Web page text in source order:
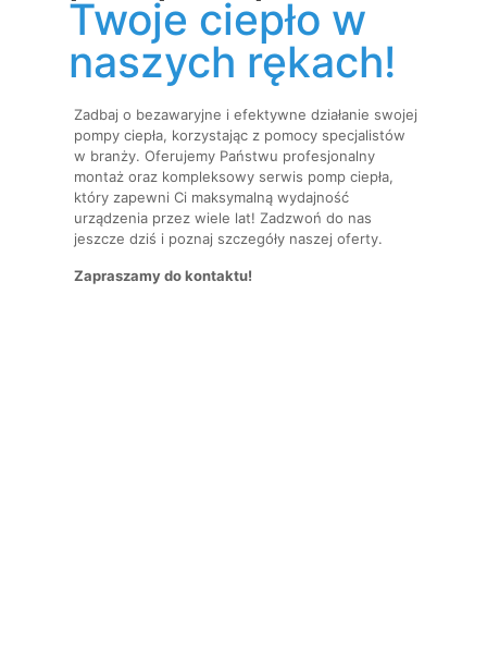
Twoje ciepło w
naszych rękach!
Zadbaj o bezawaryjne i efektywne działanie swojej
pompy ciepła, korzystając z pomocy specjalistów
w branży. Oferujemy Państwu profesjonalny
montaż oraz kompleksowy serwis pomp ciepła,
który zapewni Ci maksymalną wydajność
urządzenia przez wiele lat! Zadzwoń do nas
jeszcze dziś i poznaj szczegóły naszej oferty.
Zapraszamy do kontaktu!